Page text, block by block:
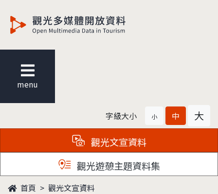
menu
字級大小 小 中 大
觀光文宣資料
觀光遊憩主題資料集
首頁 觀光文宣資料